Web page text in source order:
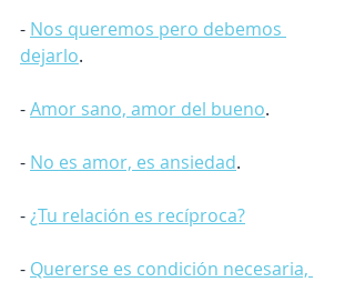
- Nos queremos pero debemos
dejarlo.
- Amor sano, amor del bueno.
- No es amor, es ansiedad.
- ¿Tu relación es recíproca?
- Quererse es condición necesaria,